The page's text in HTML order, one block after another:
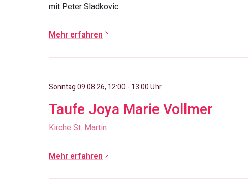
mit Peter Sladkovic
Mehr erfahren
Sonntag 09.08.26, 12:00 - 13:00 Uhr
Taufe Joya Marie Vollmer
Kirche St. Martin
Mehr erfahren